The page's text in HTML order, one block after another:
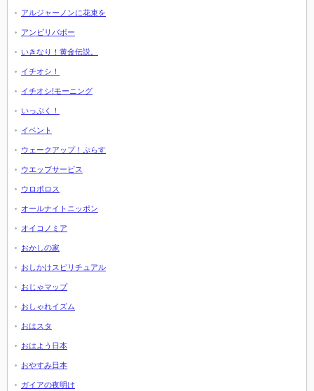
アルジャーノンに花束を
アンビリバボー
いきなり！黄金伝説。
イチオシ！
イチオシ!モーニング
いっぷく！
イベント
ウェークアップ！ぷらす
ウエッブサービス
ウロボロス
オールナイトニッポン
オイコノミア
おかしの家
おしかけスピリチュアル
おじゃマップ
おしゃれイズム
おはスタ
おはよう日本
おやすみ日本
ガイアの夜明け